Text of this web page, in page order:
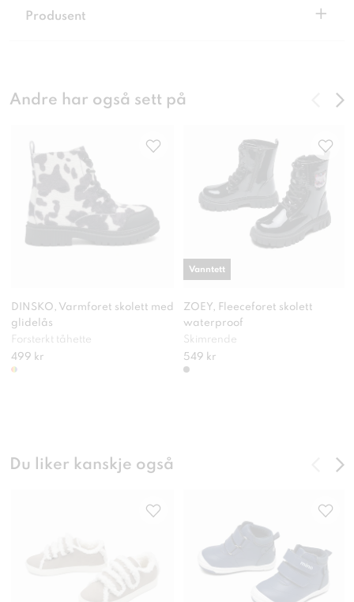
Produsent +
Andre har også sett på
DINSKO, Varmforet skolett med
glidelås
Forsterkt tåhette
499 kr
ZOEY, Fleeceforet skolett
waterproof
Skimrende
549 kr
Vanntett
Du liker kanskje også